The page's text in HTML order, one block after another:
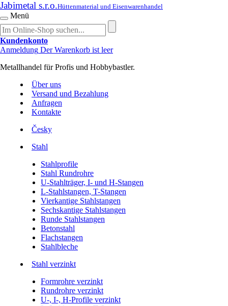
Jabimetal s.r.o.Hüttenmaterial und Eisenwarenhandel
Menü
Kundenkonto
Anmeldung Der Warenkorb ist leer
Metallhandel für Profis und Hobbybastler.
Über uns
Versand und Bezahlung
Anfragen
Kontakte
Česky
Stahl
Stahlprofile
Stahl Rundrohre
U-Stahlträger, I- und H-Stangen
L-Stahlstangen, T-Stangen
Vierkantige Stahlstangen
Sechskantige Stahlstangen
Runde Stahlstangen
Betonstahl
Flachstangen
Stahlbleche
Stahl verzinkt
Formrohre verzinkt
Rundrohre verzinkt
U-, I-, H-Profile verzinkt